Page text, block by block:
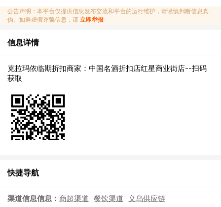
公告声明：本平台仅提供信息发布交流和平台的运行维护，请谨慎判断信息真
伪。如遇虚假诈骗信息，请 立即举报
信息详情
克拉玛依临期折扣商家：中国名酒折扣店红星商业街店--扫码
获取
快捷导航
渠道信息信息： 商超渠道 餐饮渠道 义乌供应链